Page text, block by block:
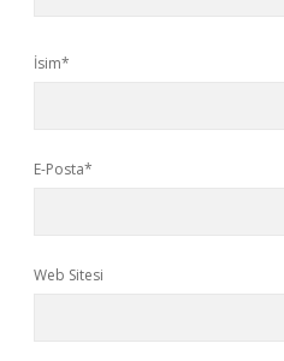
İsim*
E-Posta*
Web Sitesi